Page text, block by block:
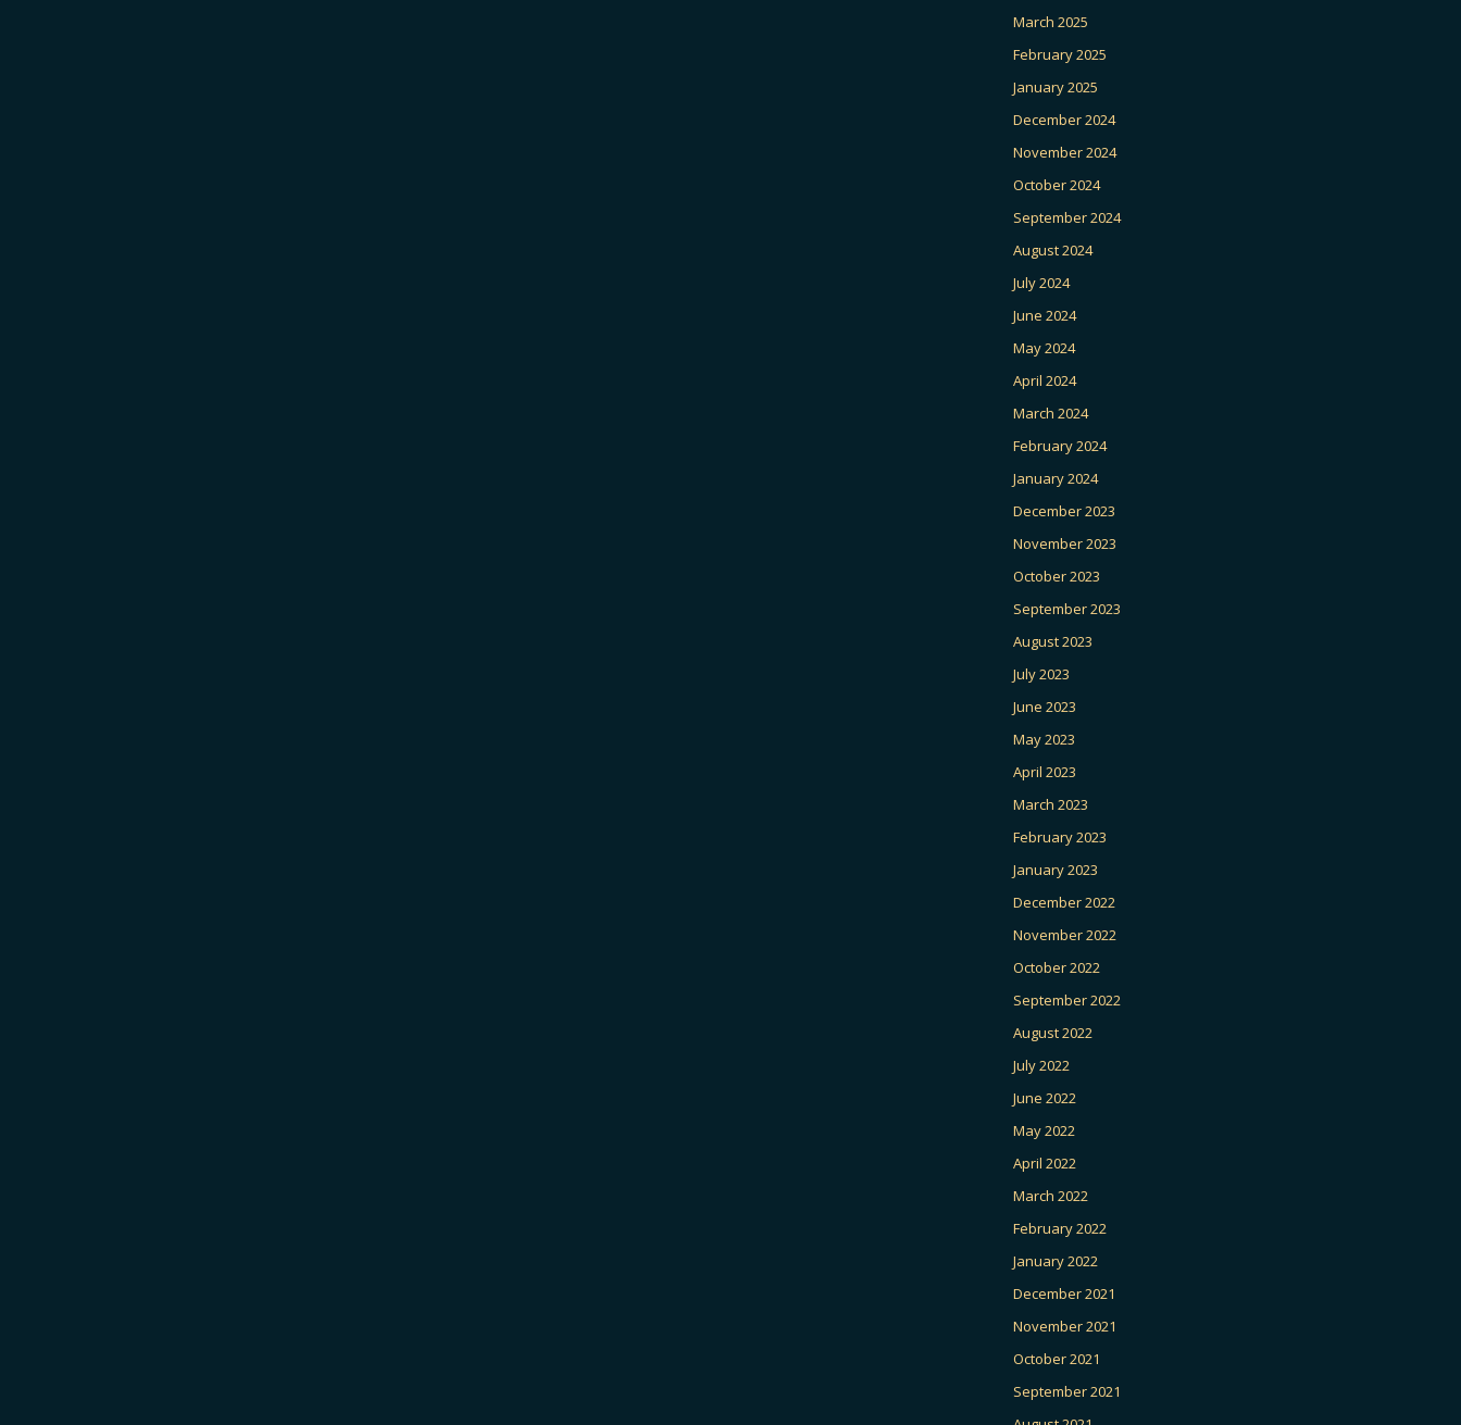
March 2025
February 2025
January 2025
December 2024
November 2024
October 2024
September 2024
August 2024
July 2024
June 2024
May 2024
April 2024
March 2024
February 2024
January 2024
December 2023
November 2023
October 2023
September 2023
August 2023
July 2023
June 2023
May 2023
April 2023
March 2023
February 2023
January 2023
December 2022
November 2022
October 2022
September 2022
August 2022
July 2022
June 2022
May 2022
April 2022
March 2022
February 2022
January 2022
December 2021
November 2021
October 2021
September 2021